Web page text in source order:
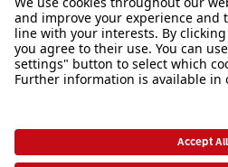
Sortiment
Inspiration